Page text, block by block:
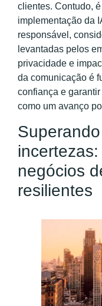
clientes. Contudo,
implementação da
responsável,
levantadas pelos
privacidade e
da comunicação é
confiança e
como um avanço
negócios
resilientes